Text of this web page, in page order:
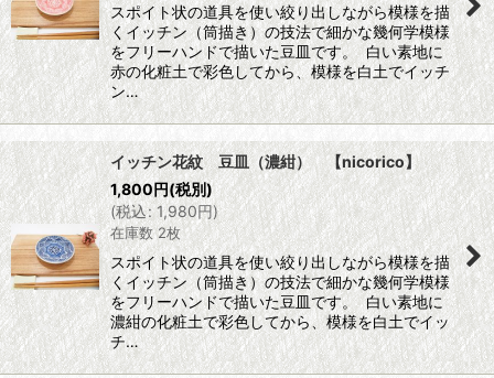
スポイト状の道具を使い絞り出しながら模様を描
くイッチン（筒描き）の技法で細かな幾何学模様
をフリーハンドで描いた豆皿です。 白い素地に
赤の化粧土で彩色してから、模様を白土でイッチ
ン…
イッチン花紋 豆皿（濃紺） 【nicorico】
1,800円(税別)
(税込: 1,980円)
在庫数 2枚
スポイト状の道具を使い絞り出しながら模様を描
くイッチン（筒描き）の技法で細かな幾何学模様
をフリーハンドで描いた豆皿です。 白い素地に
濃紺の化粧土で彩色してから、模様を白土でイッ
チ…